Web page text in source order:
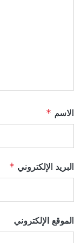
الاسم *
البريد الإلكتروني *
الموقع الإلكتروني